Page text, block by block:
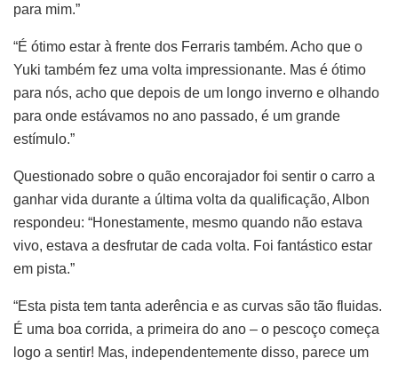
para mim.”
“É ótimo estar à frente dos Ferraris também. Acho que o
Yuki também fez uma volta impressionante. Mas é ótimo
para nós, acho que depois de um longo inverno e olhando
para onde estávamos no ano passado, é um grande
estímulo.”
Questionado sobre o quão encorajador foi sentir o carro a
ganhar vida durante a última volta da qualificação, Albon
respondeu: “Honestamente, mesmo quando não estava
vivo, estava a desfrutar de cada volta. Foi fantástico estar
em pista.”
“Esta pista tem tanta aderência e as curvas são tão fluidas.
É uma boa corrida, a primeira do ano – o pescoço começa
logo a sentir! Mas, independentemente disso, parece um